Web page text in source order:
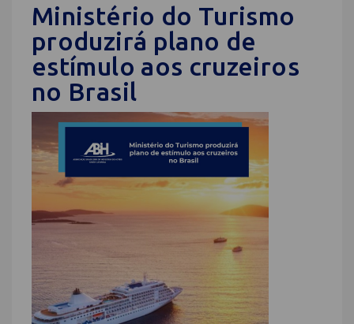
Ministério do Turismo
produzirá plano de
estímulo aos cruzeiros
no Brasil